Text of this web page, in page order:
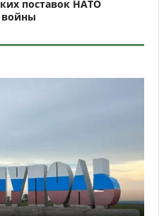
поставок НАТО
войны